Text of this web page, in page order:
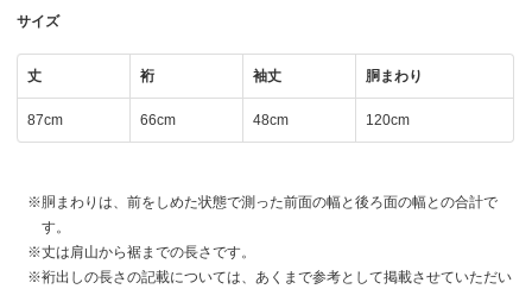
サイズ
丈 裄 袖丈 胴まわり
87cm 66cm 48cm 120cm
胴まわりは、前をしめた状態で測った前面の幅と後ろ面の幅との合計で
す。
丈は肩山から裾までの長さです。
裄出しの長さの記載については、あくまで参考として掲載させていただい